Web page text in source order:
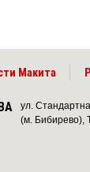
Макита
ул.
(м. Бибирево),